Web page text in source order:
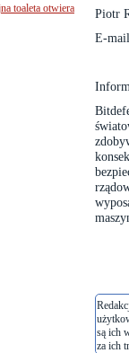
Piotr
E-
są ich
za ich
toaleta otwiera